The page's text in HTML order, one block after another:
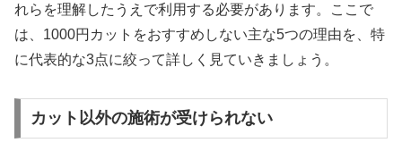
れらを理解したうえで利用する必要があります。ここで
は、1000円カットをおすすめしない主な5つの理由を、特
に代表的な3点に絞って詳しく見ていきましょう。
カット以外の施術が受けられない